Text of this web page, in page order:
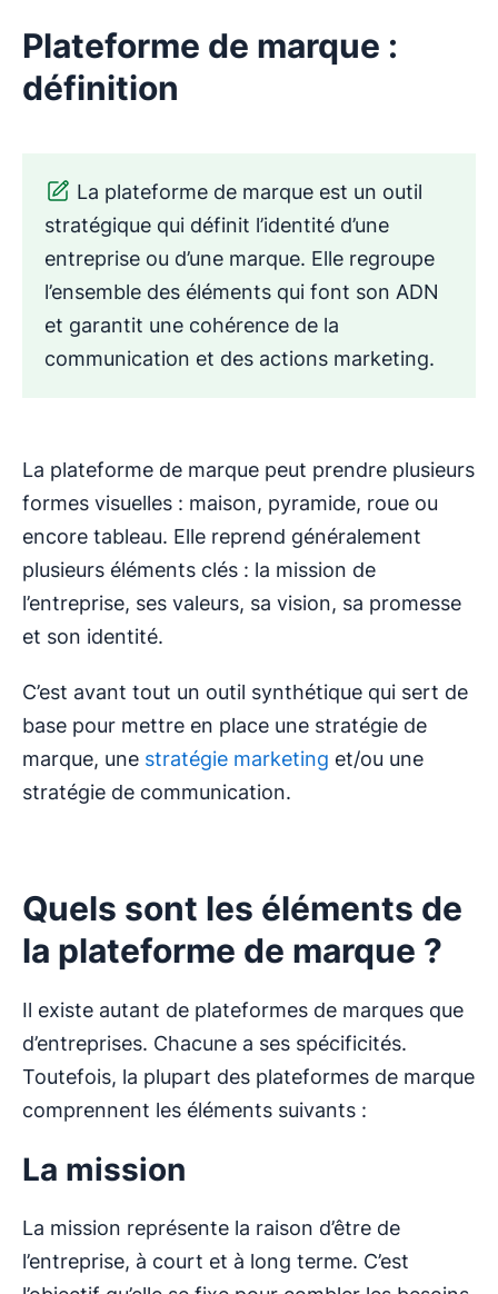
Plateforme de marque :
définition
La plateforme de marque est un outil
stratégique qui définit l’identité d’une
entreprise ou d’une marque. Elle regroupe
l’ensemble des éléments qui font son ADN
et garantit une cohérence de la
communication et des actions marketing.
La plateforme de marque peut prendre plusieurs
formes visuelles : maison, pyramide, roue ou
encore tableau. Elle reprend généralement
plusieurs éléments clés : la mission de
l’entreprise, ses valeurs, sa vision, sa promesse
et son identité.
C’est avant tout un outil synthétique qui sert de
base pour mettre en place une stratégie de
marque, une stratégie marketing et/ou une
stratégie de communication.
Quels sont les éléments de
la plateforme de marque ?
Il existe autant de plateformes de marques que
d’entreprises. Chacune a ses spécificités.
Toutefois, la plupart des plateformes de marque
comprennent les éléments suivants :
La mission
La mission représente la raison d’être de
l’entreprise, à court et à long terme. C’est